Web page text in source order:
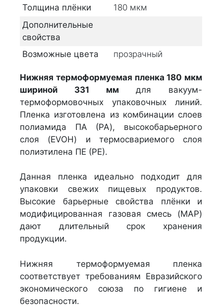
Толщина плёнки
180 мкм
Дополнительные
свойства
Возможные цвета
прозрачный
Нижняя термоформуемая пленка 180 мкм
шириной 331 мм для вакуум-
термоформовочных упаковочных линий.
Пленка изготовлена из комбинации слоев
полиамида ПА (PA), высокобарьерного
слоя (EVOH) и термосвариемого слоя
полиэтилена ПЕ (РЕ).
Данная пленка идеально подходит для
упаковки свежих пищевых продуктов.
Высокие барьерные свойства плёнки и
модифицированная газовая смесь (MAP)
дают длительный срок хранения
продукции.
Нижняя термоформуемая пленка
соответствует требованиям Евразийского
экономического союза по гигиене и
безопасности.